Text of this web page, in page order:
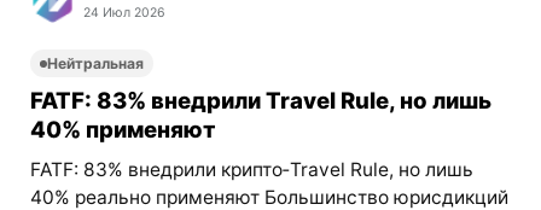
24 Июл 2026
Нейтральная
FATF: 83% внедрили Travel Rule, но лишь
40% применяют
FATF: 83% внедрили крипто‑Travel Rule, но лишь
40% реально применяют Большинство юрисдикций